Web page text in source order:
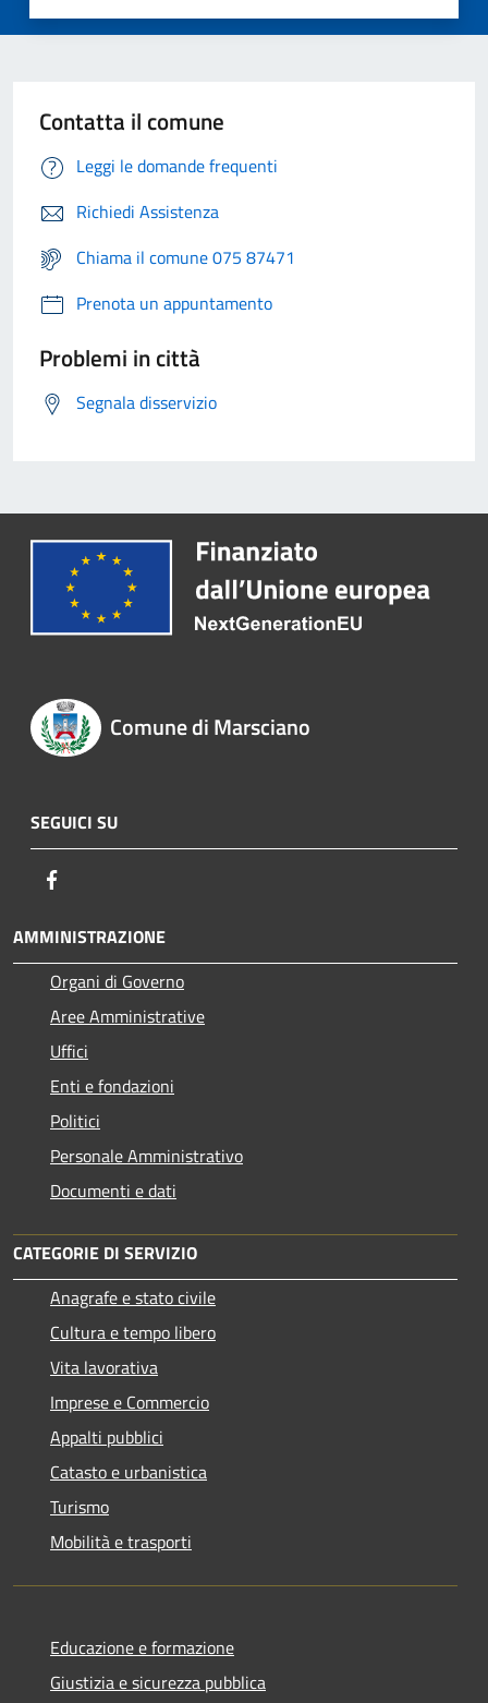
Contatta il comune
Leggi le domande frequenti
Richiedi Assistenza
Chiama il comune 075 87471
Prenota un appuntamento
Problemi in città
Segnala disservizio
Comune di Marsciano
SEGUICI SU
AMMINISTRAZIONE
Organi di Governo
Aree Amministrative
Uffici
Enti e fondazioni
Politici
Personale Amministrativo
Documenti e dati
CATEGORIE DI SERVIZIO
Anagrafe e stato civile
Cultura e tempo libero
Vita lavorativa
Imprese e Commercio
Appalti pubblici
Catasto e urbanistica
Turismo
Mobilità e trasporti
Educazione e formazione
Giustizia e sicurezza pubblica